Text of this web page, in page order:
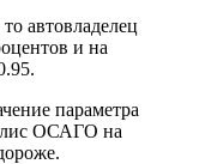
автовладелец
и на
параметра
ОСАГО на